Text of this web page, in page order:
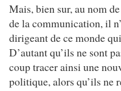
Mais, bien sur, au nom
de la communication, il
dirigeant de ce monde
D’autant qu’ils ne sont
coup tracer ainsi une
politique, alors qu’ils ne